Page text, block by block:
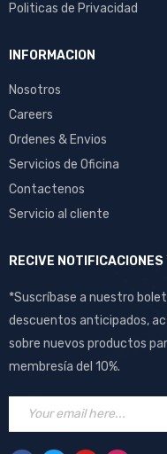
Politicas de Privacidad
INFORMACION
Nosotros
Careers
Ordenes & Envios
Servicios de Oficina
Contactenos
Servicio al cliente
RECIVE
*Suscríbase a nuestro
descuentos anticipados,
sobre nuevos productos
membresía del 10%.